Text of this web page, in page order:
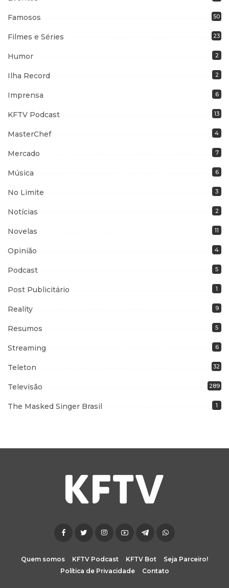
Famosos 50
Filmes e Séries 23
Humor 2
Ilha Record 2
Imprensa 6
KFTV Podcast 13
MasterChef 4
Mercado 7
Música 6
No Limite 3
Notícias 2
Novelas 11
Opinião 4
Podcast 5
Post Publicitário 1
Reality 9
Resumos 5
Streaming 6
Teleton 32
Televisão 289
The Masked Singer Brasil 1
Quem somos KFTV Podcast KFTV Bot
Seja Parceiro!
Política de Privacidade
Contato